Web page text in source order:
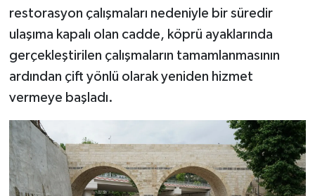
restorasyon çalışmaları nedeniyle bir süredir
ulaşıma kapalı olan cadde, köprü ayaklarında
gerçekleştirilen çalışmaların tamamlanmasının
ardından çift yönlü olarak yeniden hizmet
vermeye başladı.